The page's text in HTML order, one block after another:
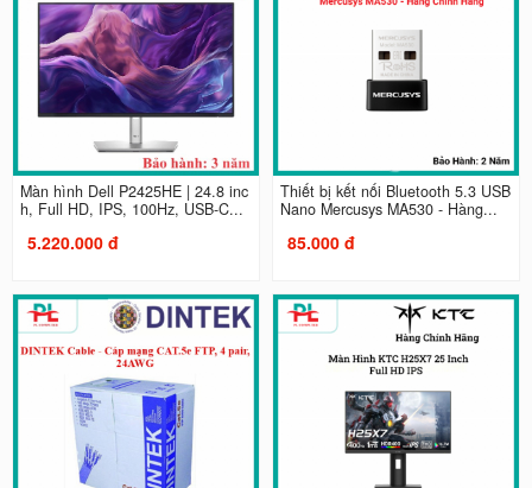
Màn hình Dell P2425HE | 24.8 inc
h, Full HD, IPS, 100Hz, USB-C...
5.220.000 đ
Thiết bị kết nối Bluetooth 5.3 USB
Nano Mercusys MA530 - Hàng...
85.000 đ